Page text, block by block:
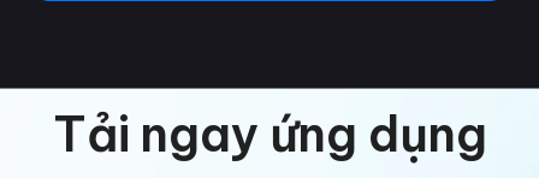
Tải ngay ứng dụng